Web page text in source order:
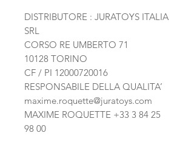
DISTRIBUTORE : JURATOYS ITALIA
SRL
CORSO RE UMBERTO 71
10128 TORINO
CF / PI 12000720016
RESPONSABILE DELLA QUALITA’
maxime.roquette@juratoys.com
MAXIME ROQUETTE +33 3 84 25
98 00